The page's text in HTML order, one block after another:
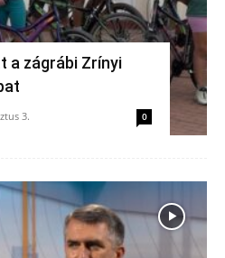
a zágrábi Zrínyi
3. 0